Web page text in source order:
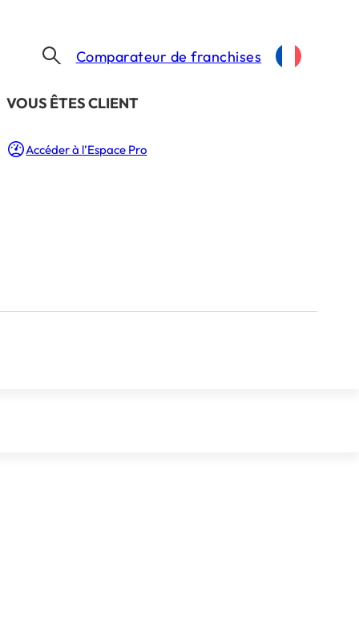
​VOUS ÊTES CLIENT
Accéder à l’Espace Pro
Comparateur de franchises